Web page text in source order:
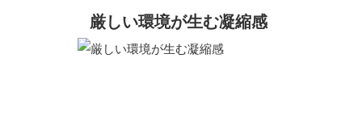
厳しい環境が生む凝縮感